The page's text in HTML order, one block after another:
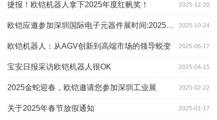
2025-12-20
捷报！欧铠机器人拿下2025年度红帆奖！
2025-10-24
欧铠应邀参加深圳国际电子元器件展时间:2025年10月28-
2025-06-17
欧铠机器人：从AGV创新到高端市场的领导蜕变
2025-04-15
宝安日报采访欧铠机器人很OK
2025-02-22
2025金蛇迎春，欧铠邀请您参加深圳工业展
2025-01-17
关于2025年春节放假通知